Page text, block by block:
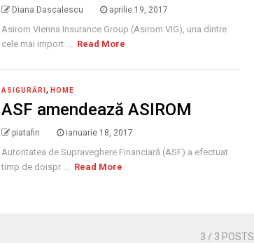
Diana Dascalescu aprilie 19, 2017
Asirom Vienna Insurance Group (Asirom VIG), una dintre
cele mai import ... Read More
ASIGURĂRI , HOME
ASF amendează ASIROM
piatafin ianuarie 18, 2017
Autoritatea de Supraveghere Financiară (ASF) a efectuat
timp de doispr ... Read More
3 / 3 POSTS